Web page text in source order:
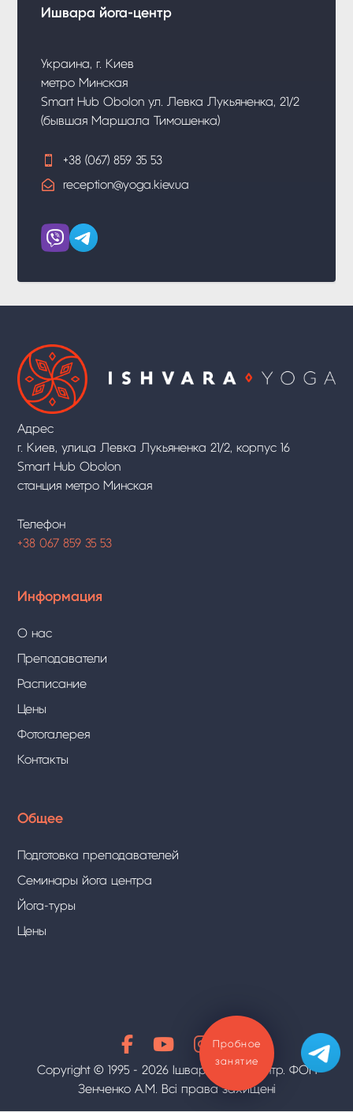
Ишвара йога-центр
Украина, г. Киев
метро Минская
Smart Hub Obolon ул. Левка Лукьяненка, 21/2
(бывшая Маршала Тимошенка)
 +38 (067) 859 35 53
 reception@yoga.kiev.ua
Адрес
г. Киев, улица Левка Лукьяненка 21/2, корпус 16
Smart Hub Obolon
станция метро Минская
Телефон
+38 067 859 35 53
Информация
О нас
Преподаватели
Расписание
Цены
Фотогалерея
Контакты
Общее
Подготовка преподавателей
Семинары йога центра
Йога-туры
Цены
Copyright © 1995 - 2026 Ішвара Йога-Центр. ФОП
Зенченко А.М. Всі права захищені
Пробное
занятие